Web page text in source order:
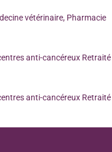
vétérinaire, Pharmacie
anti-cancéreux Retraité
anti-cancéreux Retraité